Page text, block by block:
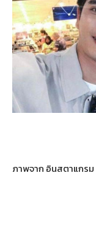
ภาพจาก อินสตาแกรม